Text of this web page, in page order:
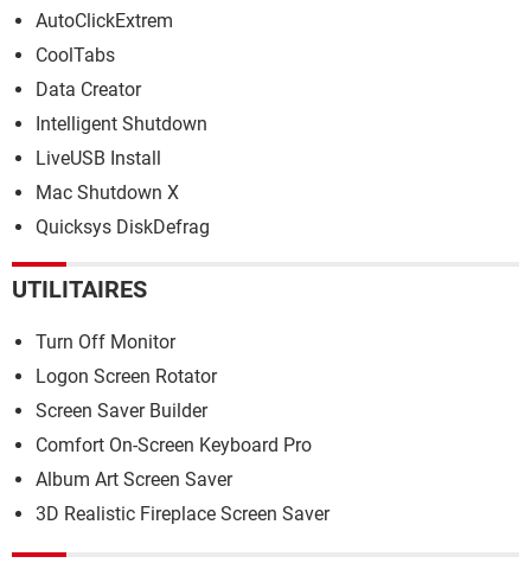
AutoClickExtrem
CoolTabs
Data Creator
Intelligent Shutdown
LiveUSB Install
Mac Shutdown X
Quicksys DiskDefrag
UTILITAIRES
Turn Off Monitor
Logon Screen Rotator
Screen Saver Builder
Comfort On-Screen Keyboard Pro
Album Art Screen Saver
3D Realistic Fireplace Screen Saver